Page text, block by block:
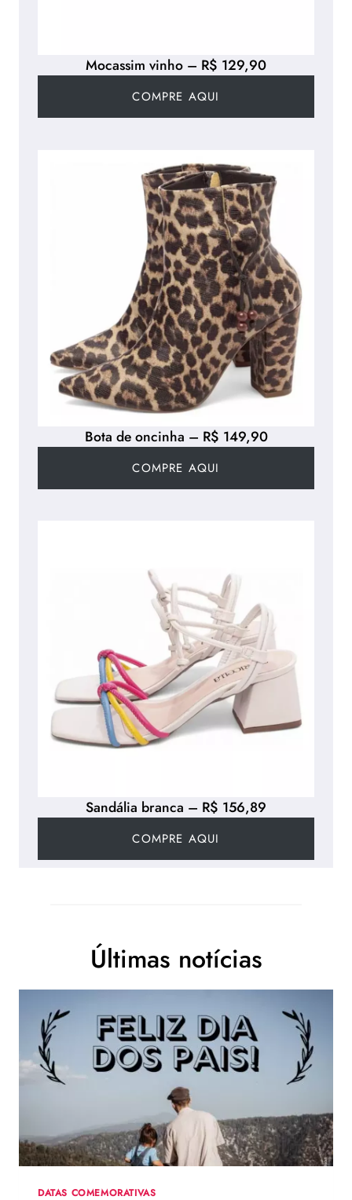
Sandália branca – R$ 156,89
COMPRE AQUI
Mocassim vinho – R$ 129,90
COMPRE AQUI
Bota de oncinha – R$ 149,90
COMPRE AQUI
Últimas notícias
DATAS COMEMORATIVAS